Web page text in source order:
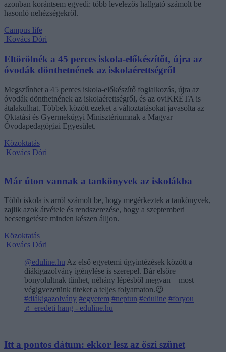
azonban korántsem egyedi: több levelezős hallgató számolt be
hasonló nehézségekről.
Campus life
Kovács Dóri
Eltörölnék a 45 perces iskola-előkészítőt, újra az
óvodák dönthetnének az iskolaérettségről
Megszűnhet a 45 perces iskola-előkészítő foglalkozás, újra az
óvodák dönthetnének az iskolaérettségről, és az oviKRÉTA is
átalakulhat. Többek között ezeket a változtatásokat javasolta az
Oktatási és Gyermekügyi Minisztériumnak a Magyar
Óvodapedagógiai Egyesület.
Közoktatás
Kovács Dóri
Már úton vannak a tankönyvek az iskolákba
Több iskola is arról számolt be, hogy megérkeztek a tankönyvek,
zajlik azok átvétele és rendszerezése, hogy a szeptemberi
becsengetésre minden készen álljon.
Közoktatás
Kovács Dóri
@eduline.hu Az első egyetemi ügyintézések között a
diákigazolvány igénylése is szerepel. Bár elsőre
bonyolultnak tűnhet, néhány lépésből megvan – most
végigvezetünk titeket a teljes folyamaton.😉
#diákigazolvány #egyetem #neptun #eduline #foryou
♬ eredeti hang - eduline.hu
Itt a pontos dátum: ekkor lesz az őszi szünet